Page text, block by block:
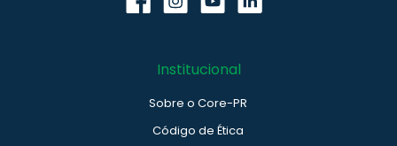
Institucional
Sobre o Core-PR
Código de Ética